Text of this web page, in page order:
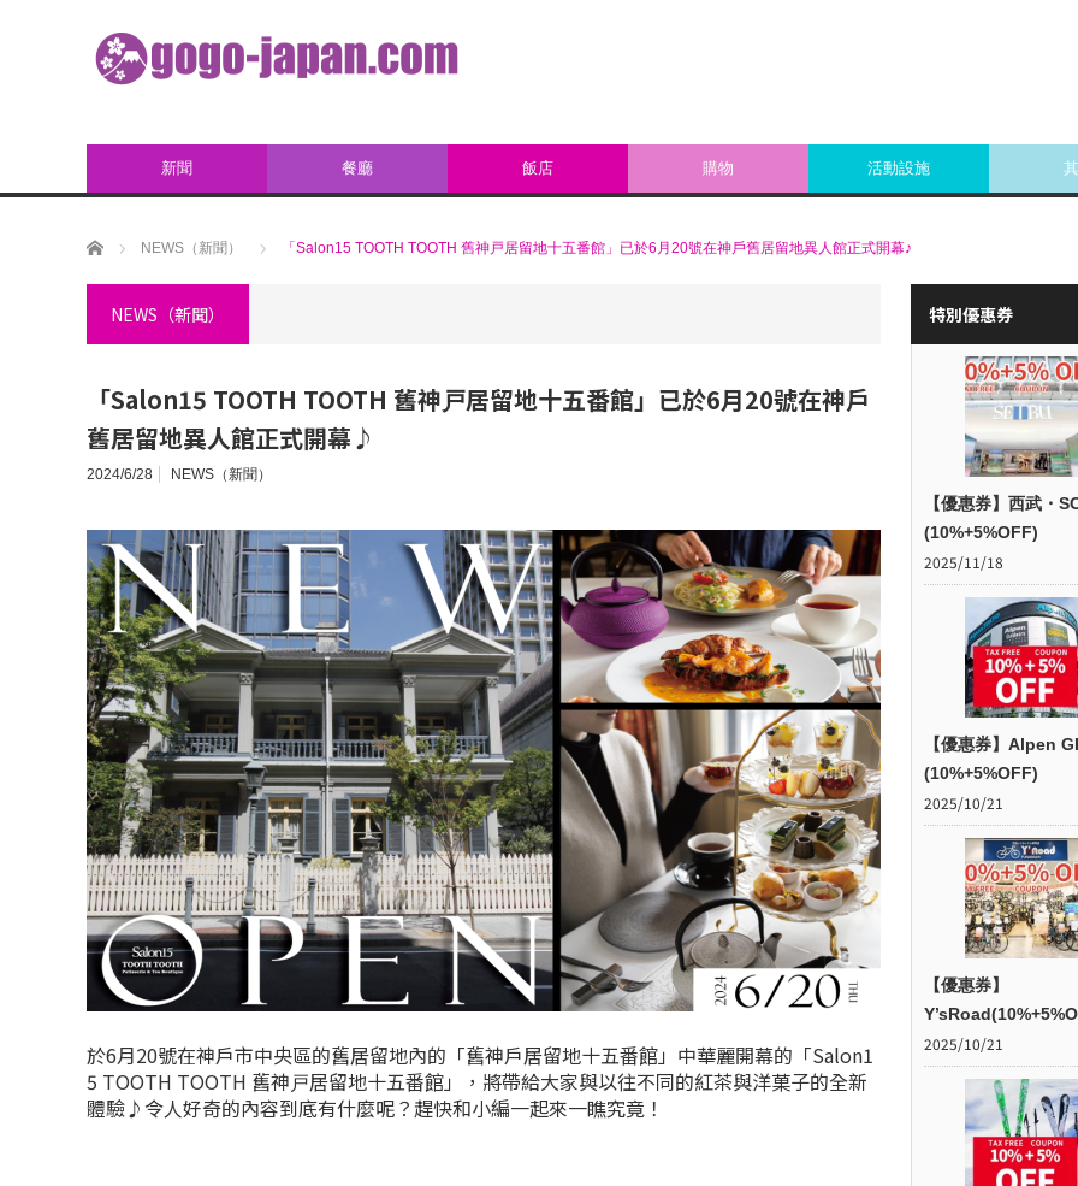
新聞 餐廳 飯店 購物 活動設施
ホーム NEWS（新聞） 「Salon15 TOOTH TOOTH 舊神戸居留地十五番館」已於6月20號在神戶舊居留地異人館正式開幕♪
NEWS（新聞）
「Salon15 TOOTH TOOTH 舊神戸居留地十五番館」已於6月20號在神戶
舊居留地異人館正式開幕♪
2024/6/28 NEWS（新聞）
於6月20號在神戶市中央區的舊居留地內的「舊神戶居留地十五番館」中華麗開幕的「Salon1
5 TOOTH TOOTH 舊神戸居留地十五番館」，將帶給大家與以往不同的紅茶與洋菓子的全新
體驗♪令人好奇的內容到底有什麼呢？趕快和小編一起來一瞧究竟！
特別優惠券
【優惠券】西武・
(10%+5%OFF)
2025/11/18
【優惠券】Alpen
(10%+5%OFF)
2025/10/21
【優惠券】
2025/10/21